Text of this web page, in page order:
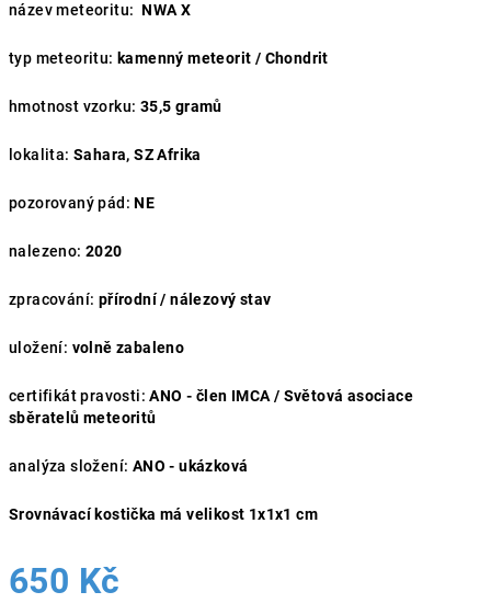
název meteoritu: NWA X
typ meteoritu: kamenný meteorit / Chondrit
hmotnost vzorku: 35,5 gramů
lokalita: Sahara, SZ Afrika
pozorovaný pád: NE
nalezeno: 2020
zpracování: přírodní / nálezový stav
uložení: volně zabaleno
certifikát pravosti: ANO - člen IMCA / Světová asociace
sběratelů meteoritů
analýza složení: ANO - ukázková
Srovnávací kostička má velikost 1x1x1 cm
650 Kč